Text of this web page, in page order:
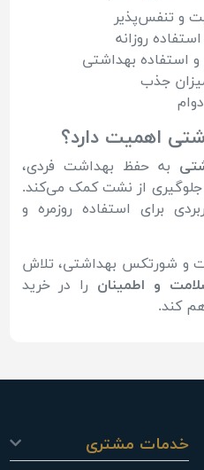
و تنفس‌پذیر
روزانه
استفاده بهداشتی
جذب
اهمیت دارد؟
به حفظ بهداشت فردی،
جلوگیری از نشت کمک می‌کند.
برای استفاده روزمره و
و شورتکس بهداشتی، تلاش
و اطمینان را در خرید
کند.
خدمات مشتری